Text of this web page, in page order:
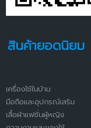
สินค้ายอดนิยม
เครื่องใช้ในบ้าน
มือถือและอุปกรณ์เสริม
เสื้อผ้าแฟชั่นผู้หญิง